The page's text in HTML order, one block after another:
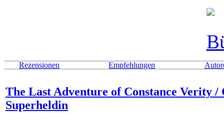
Rezensionen Empfehlungen
The Last Adventure of Constance Verity
Superheldin